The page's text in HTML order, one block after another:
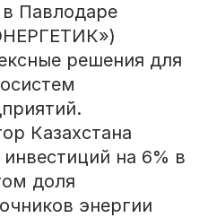
Павлодаре
решения для
Казахстана
на 6% в
доля
энергии